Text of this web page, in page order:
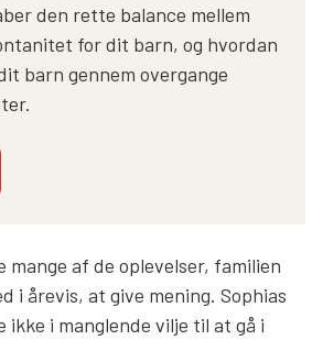
den rette balance mellem
for dit barn, og hvordan
barn gennem overgange
mange af de oplevelser, familien
i årevis, at give mening. Sophias
ikke i manglende vilje til at gå i